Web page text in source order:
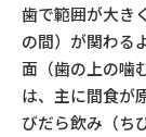
歯で範囲が大き
の間）が関わる
面（歯の上の噛
は、主に間食が
びだら飲み（ち